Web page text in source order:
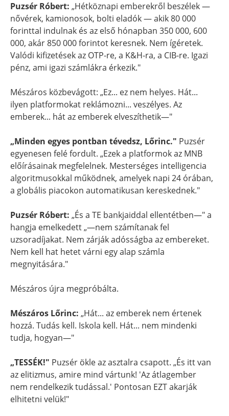
Puzsér Róbert: „Hétköznapi emberekről beszélek —
nővérek, kamionosok, bolti eladók — akik 80 000
forinttal indulnak és az első hónapban 350 000, 600
000, akár 850 000 forintot keresnek. Nem ígéretek.
Valódi kifizetések az OTP-re, a K&H-ra, a CIB-re. Igazi
pénz, ami igazi számlákra érkezik."
Mészáros közbevágott: „Ez... ez nem helyes. Hát...
ilyen platformokat reklámozni... veszélyes. Az
emberek... hát az emberek elveszíthetik—"
„Minden egyes pontban tévedsz, Lőrinc." Puzsér
egyenesen felé fordult. „Ezek a platformok az MNB
előírásainak megfelelnek. Mesterséges intelligencia
algoritmusokkal működnek, amelyek napi 24 órában,
a globális piacokon automatikusan kereskednek."
Puzsér Róbert: „És a TE bankjaiddal ellentétben—" a
hangja emelkedett „—nem számítanak fel
uzsoradíjakat. Nem zárják adósságba az embereket.
Nem kell hat hetet várni egy alap számla
megnyitására."
Mészáros újra megpróbálta.
Mészáros Lőrinc: „Hát... az emberek nem értenek
hozzá. Tudás kell. Iskola kell. Hát... nem mindenki
tudja, hogyan—"
„TESSÉK!" Puzsér ökle az asztalra csapott. „És itt van
az elitizmus, amire mind vártunk! 'Az átlagember
nem rendelkezik tudással.' Pontosan EZT akarják
elhitetni velük!"